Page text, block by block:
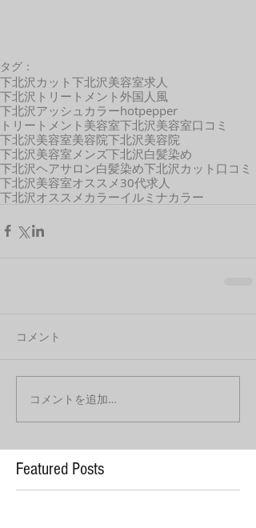
タグ：
下北沢カット 下北沢美容室求人
下北沢トリートメント 外国人風
下北沢アッシュカラーhotpepper
トリートメント 美容室下北沢美容室口コミ
下北沢美容室美容院下北沢美容院
下北沢美容室メンズ下北沢白髪染め
下北沢ヘアサロン白髪染め下北沢 カット 口コミ
下北沢美容室オススメ 30代求人
下北沢オススメカラーイルミナカラー
コメント
コメントを追加…
Featured Posts